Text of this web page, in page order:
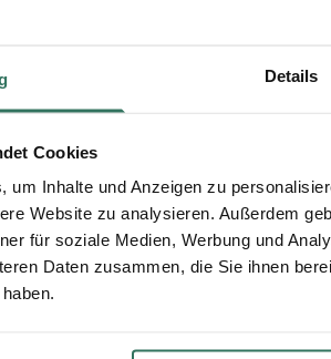
Details
Cookies
um Inhalte und Anzeigen zu
Website zu analysieren. Außerdem
für soziale Medien, Werbung und
Daten zusammen, die Sie ihnen